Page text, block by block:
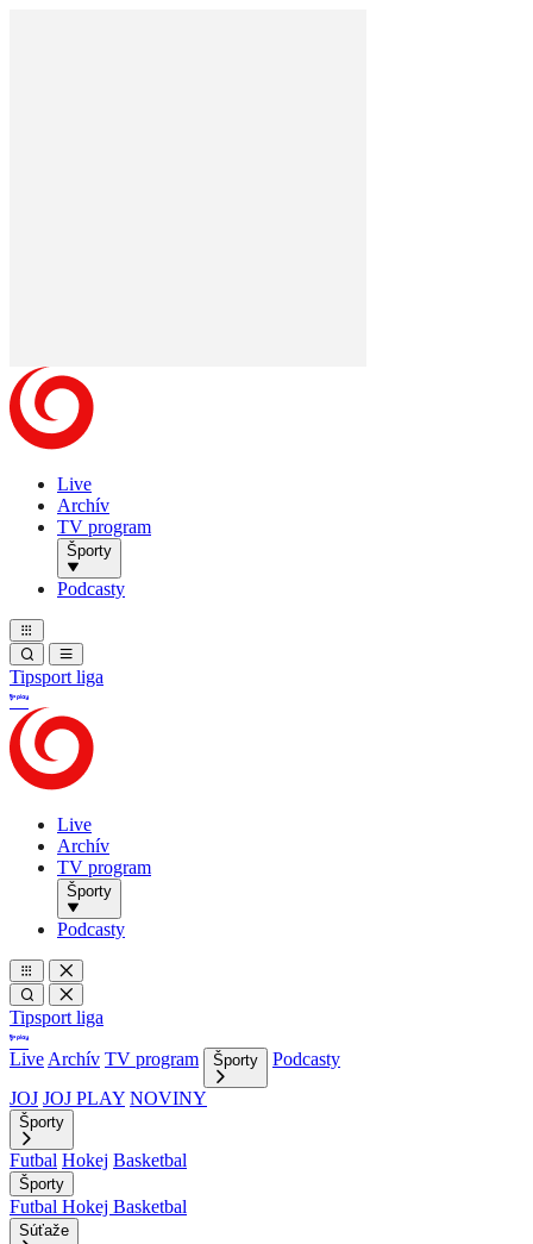
Live
Archív
TV program
Športy
Podcasty
Tipsport liga
Live
Archív
TV program
Športy
Podcasty
Tipsport liga
Live Archív TV program Športy
Podcasty
JOJ JOJ PLAY NOVINY
Športy
Futbal Hokej Basketbal
Športy
Futbal Hokej Basketbal
Súťaže